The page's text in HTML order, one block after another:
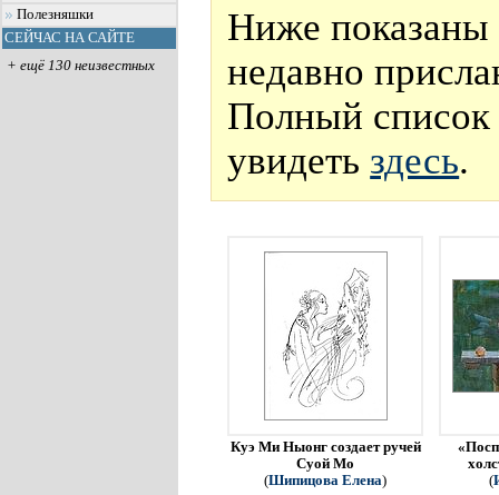
Полезняшки
СЕЙЧАС НА САЙТЕ
+ ещё 130 неизвестных
Ниже показаны
недавно
Полный
увидеть здесь.
Куэ Ми Ныонг создает ручей
Суой Мо
(Шипицова Елена)
(